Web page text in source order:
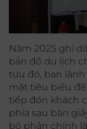
Năm 2025 ghi
bản đồ du lịch
tựu đó, ban
mặt tiêu biểu
tiếp đón khách
phía sau bàn
bộ phận chính